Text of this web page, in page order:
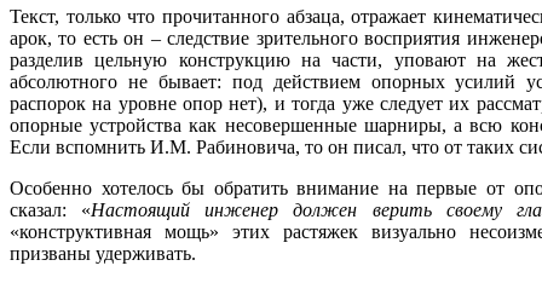
Текст, только что прочитанного абзаца, отражает
арок, то есть он – следствие зрительного восприятия
разделив цельную конструкцию на части, уповают на
абсолютного не бывает: под действием опорных усилий
распорок на уровне опор нет), и тогда уже следует их
опорные устройства как несовершенные шарниры, а всю
Если вспомнить И.М. Рабиновича, то он писал, что от таких
Особенно хотелось бы обратить внимание на первые от
сказал: «Настоящий инженер должен верить своему
«конструктивная мощь» этих растяжек визуально
призваны удерживать.